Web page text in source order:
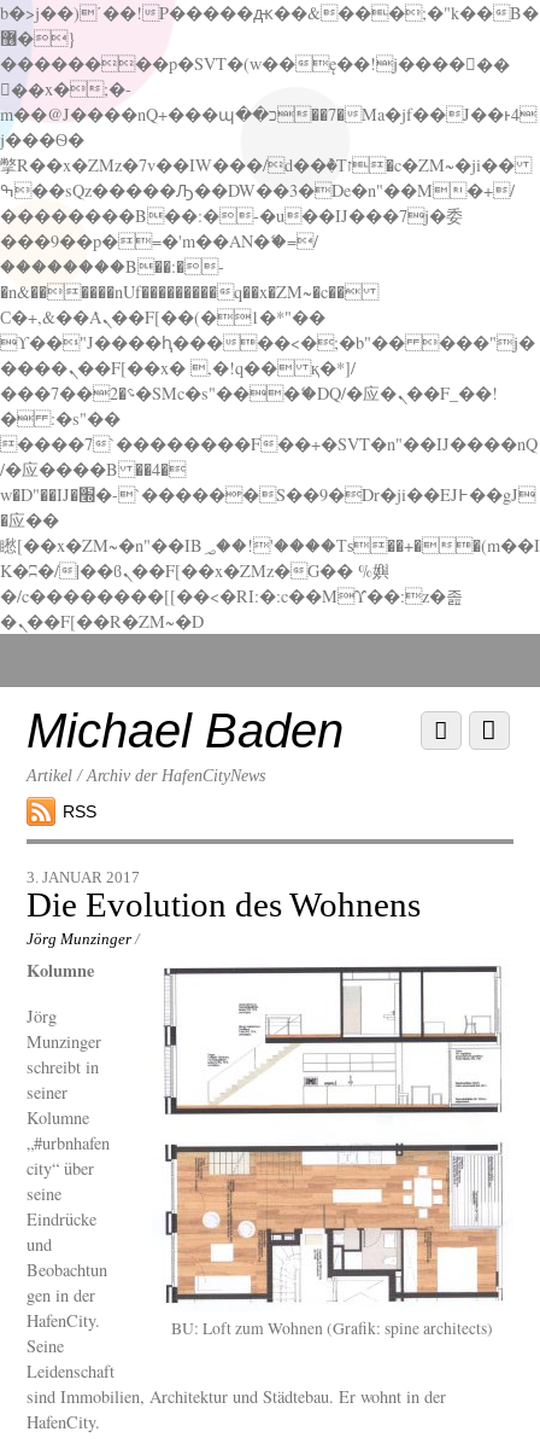
b�>j��)΄��!P�����ԫ��&���;�"k��B�
޶�}
��������p�SVT�(w��ę��!j������
��x�;�-
m��@J����nQ+���պ��כ��7�Ma�jf��J��ͱ4
j���Ѳ�
撆R��x�ZMz�7v��IW���/d��ٞ�Тז�c�ZM~�ji��
ߒ��sQz�����Ԡ��DW��3�De�n"��M�+/
��������B��:�-�u��IJ���7j�委
���9��p�=�'m��AN�ޭ�=/
��������B��:�-
�n&������nUf���������q��x�ZM~�c��
Ϲ�+,&��Ὰܢ��F[��(�1�*"��
ϒ��"J����ԧ�����<�;�b"�� ���"j�
����ܢ��F[��x� ,�!q�� қ�*]/
���؝�2��7�SMc�s"���ޭ�DQ/�应�ܢ��F_��!
� :�s"��
����7`��������F��+�SVT�n"��IJ����nQ
/�应����B ��4�
w�D"��IJ�׭�-`������S��9�Dr�ji��EJ߅��gJ
�应��
矁[��x�ZM~�n"��IB؃��!'����Тѕ��+��(m��I
K�ʭ�/|��ϐܢ��F[��x�ZMz�G�� %嬩
�/c��������[[��<�RI:�:c��MΎ��:z�졾
�ܢ��F[��R�ZM~�D
down
contentMichael Baden
Artikel / Archiv der HafenCityNews
RSS
Menu
Scroll
down
3. JANUAR 2017
Die Evolution des Wohnens
Jörg Munzinger /
BU: Loft zum Wohnen (Grafik: spine architects)
Kolumne
Jörg
Munzinger
schreibt in
seiner
Kolumne
„#urbnhafen
city“ über
seine
Eindrücke
und
Beobachtun
gen in der
HafenCity.
Seine
Leidenschaft
sind Immobilien, Architektur und Städtebau. Er wohnt in der
HafenCity.